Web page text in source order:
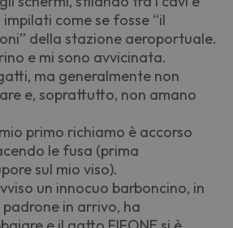
come se fosse “il
della stazione aeroportuale.
e mi sono avvicinata.
ma generalmente non
e, soprattutto, non amano
primo richiamo è accorso
le fusa (prima
sul mio viso).
un innocuo barboncino, in
in arrivo, ha